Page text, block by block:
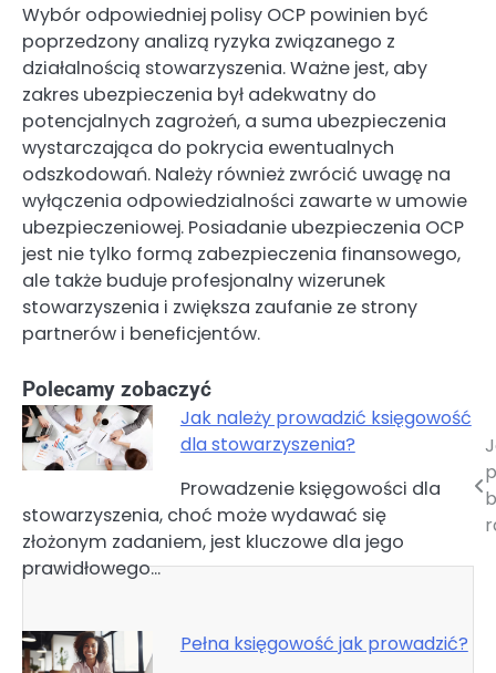
Wybór odpowiedniej polisy OCP powinien być
poprzedzony analizą ryzyka związanego z
działalnością stowarzyszenia. Ważne jest, aby
zakres ubezpieczenia był adekwatny do
potencjalnych zagrożeń, a suma ubezpieczenia
wystarczająca do pokrycia ewentualnych
odszkodowań. Należy również zwrócić uwagę na
wyłączenia odpowiedzialności zawarte w umowie
ubezpieczeniowej. Posiadanie ubezpieczenia OCP
jest nie tylko formą zabezpieczenia finansowego,
ale także buduje profesjonalny wizerunek
stowarzyszenia i zwiększa zaufanie ze strony
partnerów i beneficjentów.
Polecamy zobaczyć
Jak należy prowadzić księgowość
dla stowarzyszenia?
Prowadzenie księgowości dla
stowarzyszenia, choć może wydawać się
złożonym zadaniem, jest kluczowe dla jego
prawidłowego…
Pełna księgowość jak prowadzić?
Nawigacja